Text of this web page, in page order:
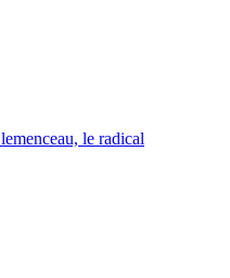
le radical